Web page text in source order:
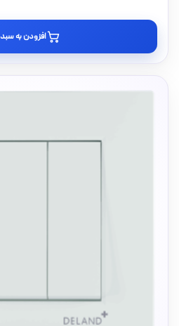
افزودن به